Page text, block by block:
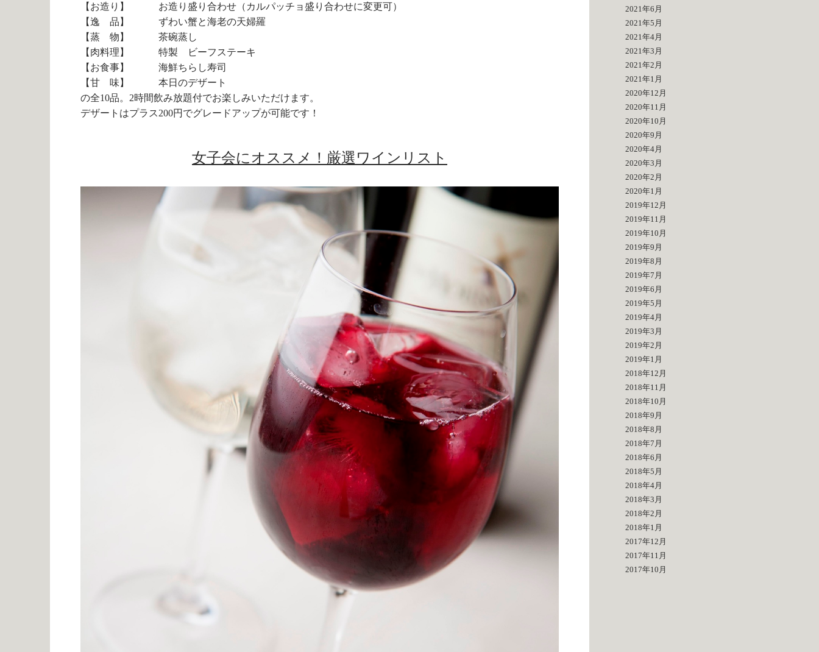
【お造り】 お造り盛り合わせ（カルパッチョ盛り合わせに変更可）
【逸 品】 ずわい蟹と海老の天婦羅
【蒸 物】 茶碗蒸し
【肉料理】 特製 ビーフステーキ
【お食事】 海鮮ちらし寿司
【甘 味】 本日のデザート
の全10品。2時間飲み放題付でお楽しみいただけます。
デザートはプラス200円でグレードアップが可能です！
女子会にオススメ！厳選ワインリスト
2021年6月
2021年5月
2021年4月
2021年3月
2021年2月
2021年1月
2020年12月
2020年11月
2020年10月
2020年9月
2020年4月
2020年3月
2020年2月
2020年1月
2019年12月
2019年11月
2019年10月
2019年9月
2019年8月
2019年7月
2019年6月
2019年5月
2019年4月
2019年3月
2019年2月
2019年1月
2018年12月
2018年11月
2018年10月
2018年9月
2018年8月
2018年7月
2018年6月
2018年5月
2018年4月
2018年3月
2018年2月
2018年1月
2017年12月
2017年11月
2017年10月